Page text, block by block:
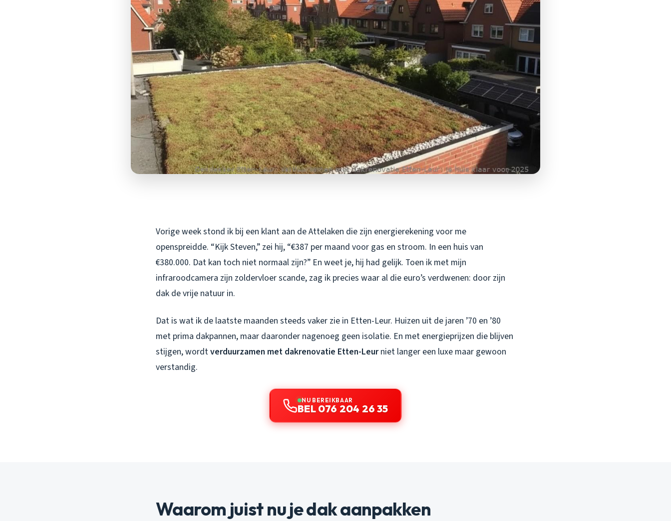
Vorige week stond ik bij een klant aan de Attelaken die zijn energierekening voor me
openspreidde. “Kijk Steven,” zei hij, “€387 per maand voor gas en stroom. In een huis van
€380.000. Dat kan toch niet normaal zijn?” En weet je, hij had gelijk. Toen ik met mijn
infraroodcamera zijn zoldervloer scande, zag ik precies waar al die euro’s verdwenen: door zijn
dak de vrije natuur in.
Dat is wat ik de laatste maanden steeds vaker zie in Etten-Leur. Huizen uit de jaren ’70 en ’80
met prima dakpannen, maar daaronder nagenoeg geen isolatie. En met energieprijzen die blijven
stijgen, wordtverduurzamen met dakrenovatie Etten-Leurniet langer een luxe maar gewoon
verstandig.
NU BEREIKBAAR
BEL 076 204 26 35
Waarom juist nu je dak aanpakken